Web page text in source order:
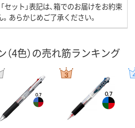
セット」表記は、箱でのお届けをお約束
あらかじめご了承ください。
4色）の売れ筋ランキング